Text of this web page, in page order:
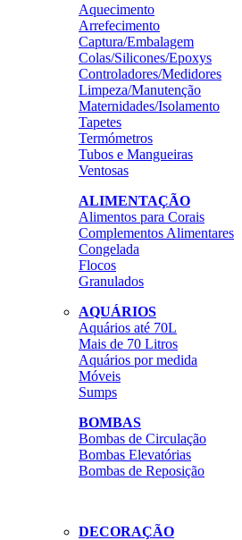
Aquecimento
Arrefecimento
Captura/Embalagem
Colas/Silicones/Epoxys
Controladores/Medidores
Limpeza/Manutenção
Maternidades/Isolamento
Tapetes
Termómetros
Tubos e Mangueiras
Ventosas
ALIMENTAÇÃO
Alimentos para Corais
Complementos Alimentares
Congelada
Flocos
Granulados
AQUÁRIOS
Aquários até 70L
Mais de 70 Litros
Aquários por medida
Móveis
Sumps
BOMBAS
Bombas de Circulação
Bombas Elevatórias
Bombas de Reposição
DECORAÇÃO